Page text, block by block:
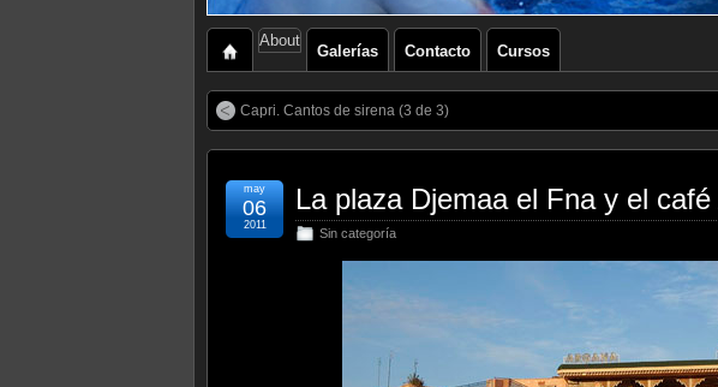
About
Galerías Contacto Cursos
Capri. Cantos de sirena (3 de 3)
La plaza Djemaa el Fna y el café
Sin categoría
may
06
2011